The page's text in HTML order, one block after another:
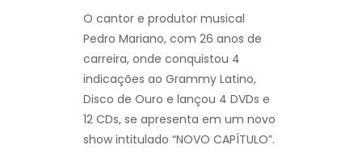
O cantor e produtor musical
Pedro Mariano, com 26 anos de
carreira, onde conquistou 4
indicações ao Grammy Latino,
Disco de Ouro e lançou 4 DVDs e
12 CDs, se apresenta em um novo
show intitulado “NOVO CAPÍTULO”.